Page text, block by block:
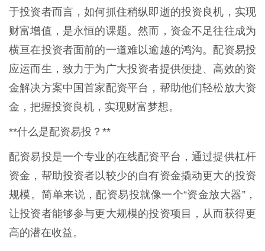
于投资者而言，如何抓住稍纵即逝的投资良机，实现
财富增值，是永恒的课题。然而，资金不足往往成为
横亘在投资者面前的一道难以逾越的鸿沟。配资易投
应运而生，致力于为广大投资者提供便捷、高效的资
金解决方案中国首家配资平台，帮助他们轻松放大资
金，把握投资良机，实现财富梦想。
**什么是配资易投？**
配资易投是一个专业的在线配资平台，通过提供杠杆
资金，帮助投资者以较少的自有资金撬动更大的投资
规模。简单来说，配资易投就像一个“资金放大器”，
让投资者能够参与更大规模的投资项目，从而获得更
高的潜在收益。